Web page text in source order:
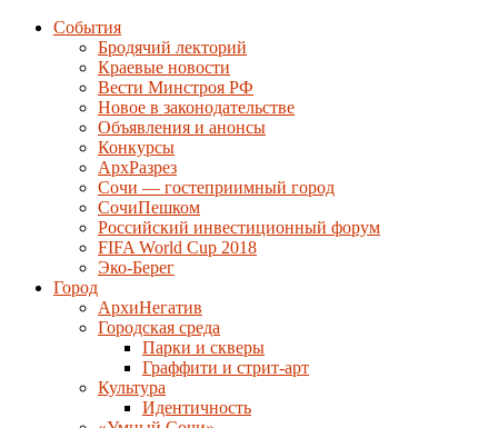
События
Бродячий лекторий
Краевые новости
Вести Минстроя РФ
Новое в законодательстве
Объявления и анонсы
Конкурсы
АрхРазрез
Сочи — гостеприимный город
СочиПешком
Российский инвестиционный форум
FIFA World Cup 2018
Эко-Берег
Город
АрхиНегатив
Городская среда
Парки и скверы
Граффити и стрит-арт
Культура
Идентичность